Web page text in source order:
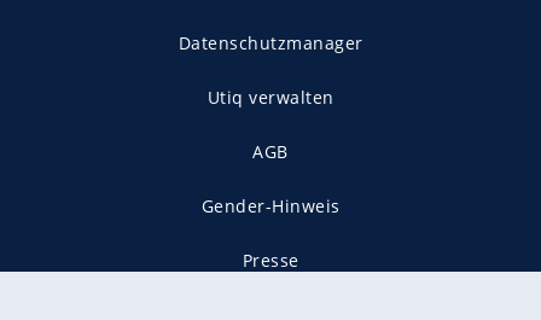
Datenschutzmanager
Utiq verwalten
AGB
Gender-Hinweis
Presse